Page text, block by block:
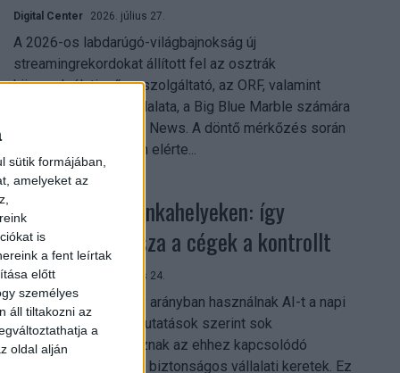
sütik formájában,
amelyeket az
is
a fent leírtak
előtt
személyes
áll tiltakozni az
a
oldal alján
Digital Center 2026. július 27.
A 2026-os labdarúgó-világbajnokság új
streamingrekordokat állított fel az osztrák
közszolgálati műsorszolgáltató, az ORF, valamint
technológiai leányvállalata, a Big Blue Marble számára
– írja a Broadband TV News. A döntő mérkőzés során
az átlagos nézőszám elérte...
Shadow AI a munkahelyeken: így
szerezhetik vissza a cégek a kontrollt
Digital Center 2026. július 24.
A munkavállalók nagy arányban használnak AI-t a napi
munkában, ám friss kutatások szerint sok
szervezetnél hiányoznak az ehhez kapcsolódó
világos irányelvek és biztonságos vállalati keretek. Ez